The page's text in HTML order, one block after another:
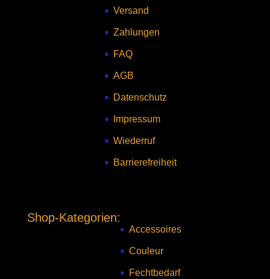
Versand
Zahlungen
FAQ
AGB
Datenschutz
Impressum
Wiederruf
Barrierefreiheit
Shop-Kategorien:
Accessoires
Couleur
Fechtbedarf